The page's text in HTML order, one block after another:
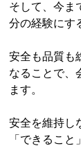
そして、今ま
分の経験にす
安全も品質も
なることで、
ます。
安全を維持し
「できるこ